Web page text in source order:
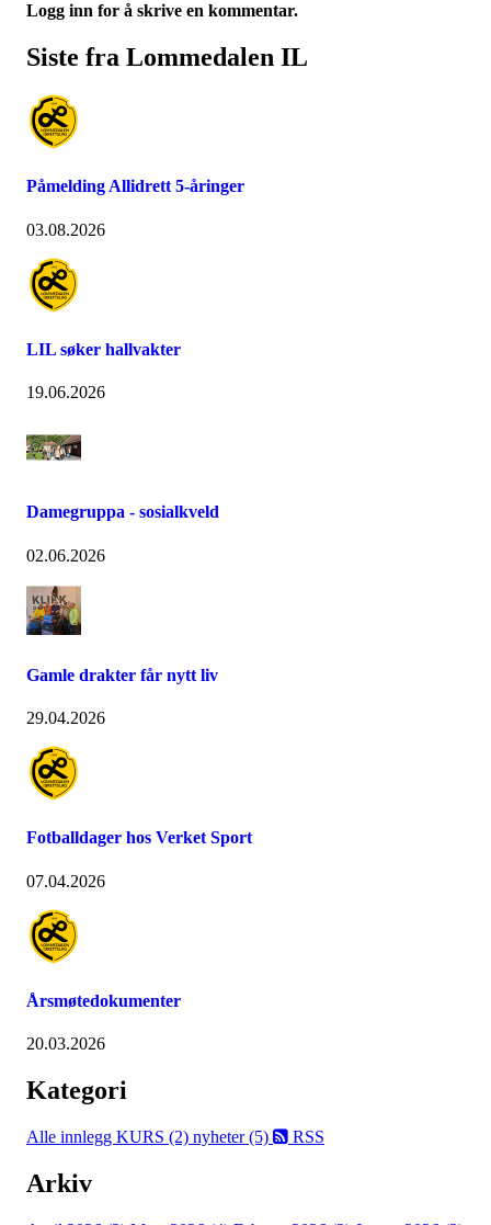
Logg inn for å skrive en kommentar.
Siste fra Lommedalen IL
Påmelding Allidrett 5-åringer
03.08.2026
LIL søker hallvakter
19.06.2026
Damegruppa - sosialkveld
02.06.2026
Gamle drakter får nytt liv
29.04.2026
Fotballdager hos Verket Sport
07.04.2026
Årsmøtedokumenter
20.03.2026
Kategori
Alle innlegg KURS (2) nyheter (5) RSS
Arkiv